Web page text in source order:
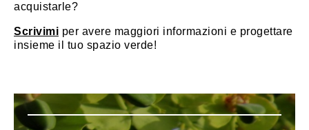
acquistarle?
Scrivimi per avere maggiori informazioni e progettare
insieme il tuo spazio verde!